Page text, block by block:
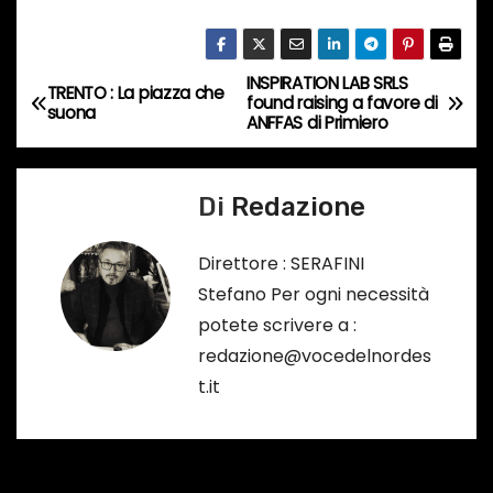
c
N
a
INSPIRATION LAB SRLS
found raising a favore di
ANFFAS di Primiero
TRENTO : La piazza che
suona
Di Redazione
Direttore : SERAFINI
Stefano Per ogni necessità
potete scrivere a :
redazione@vocedelnordes
t.it